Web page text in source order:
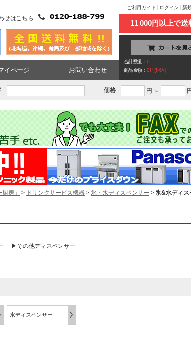
せはこちら
ご利用ガイド ログイン 新
11,000円以上で送
合計数量：0
商品金額：0円(税込)
イページ お問い合わせ
価格 円 ～ 円
房」 > ドリンクサービス機器 > 氷・水ディスペンサー > 氷&水ディス
▶その他ディスペンサー
水ディスペンサー